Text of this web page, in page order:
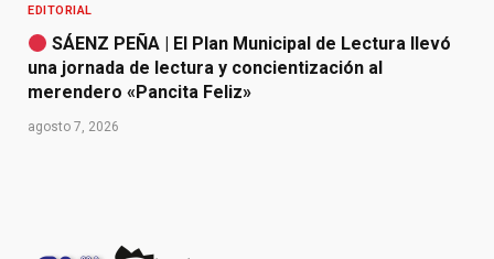
EDITORIAL
SÁENZ PEÑA | El Plan Municipal de Lectura llevó
una jornada de lectura y concientización al
merendero «Pancita Feliz»
agosto 7, 2026